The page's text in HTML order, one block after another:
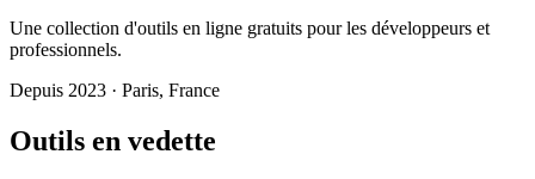
Une collection d'outils en ligne gratuits pour les développeurs et
professionnels.
Depuis 2023 · Paris, France
Outils en vedette